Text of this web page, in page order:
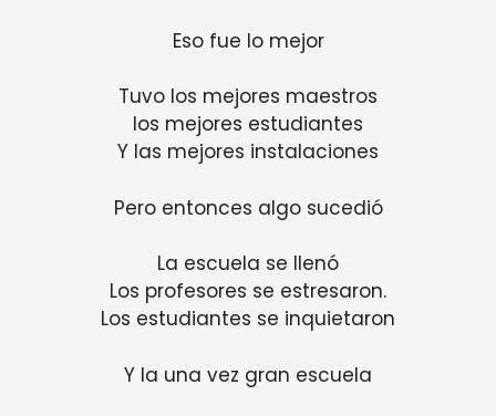
Eso fue lo mejor
Tuvo los mejores maestros
los mejores estudiantes
Y las mejores instalaciones
Pero entonces algo sucedió
La escuela se llenó
Los profesores se estresaron.
Los estudiantes se inquietaron
Y la una vez gran escuela